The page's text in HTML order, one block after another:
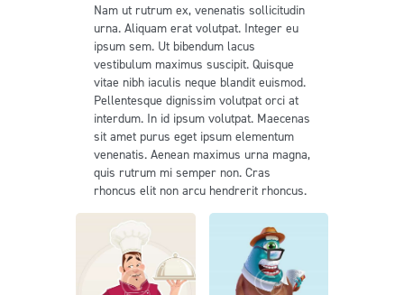
Nam ut rutrum ex, venenatis sollicitudin
urna. Aliquam erat volutpat. Integer eu
ipsum sem. Ut bibendum lacus
vestibulum maximus suscipit. Quisque
vitae nibh iaculis neque blandit euismod.
Pellentesque dignissim volutpat orci at
interdum. In id ipsum volutpat. Maecenas
sit amet purus eget ipsum elementum
venenatis. Aenean maximus urna magna,
quis rutrum mi semper non. Cras
rhoncus elit non arcu hendrerit rhoncus.